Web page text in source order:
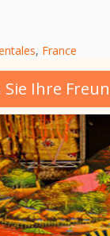
, France
Ihre